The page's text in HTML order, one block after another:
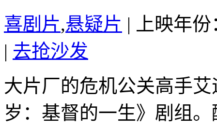
喜剧片,悬疑片 |
上映年
| 去抢沙发
大片厂的危机公关高手
岁：基督的一生》剧组